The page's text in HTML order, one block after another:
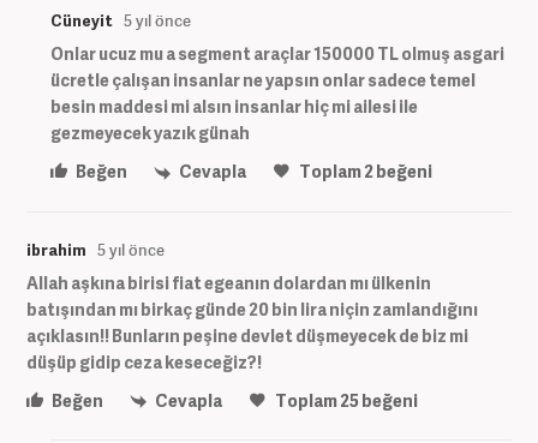
Cüneyit 5 yıl önce
Onlar ucuz mu a segment araçlar 150000 TL olmuş asgari
ücretle çalışan insanlar ne yapsın onlar sadece temel
besin maddesi mi alsın insanlar hiç mi ailesi ile
gezmeyecek yazık günah
Beğen
Cevapla Toplam2beğeni
ibrahim 5 yıl önce
Allah aşkına birisi fiat egeanın dolardan mı ülkenin
batışından mı birkaç günde 20 bin lira niçin zamlandığını
açıklasın!! Bunların peşine devlet düşmeyecek de biz mi
düşüp gidip ceza keseceğiz?!
Beğen
Cevapla Toplam25beğeni